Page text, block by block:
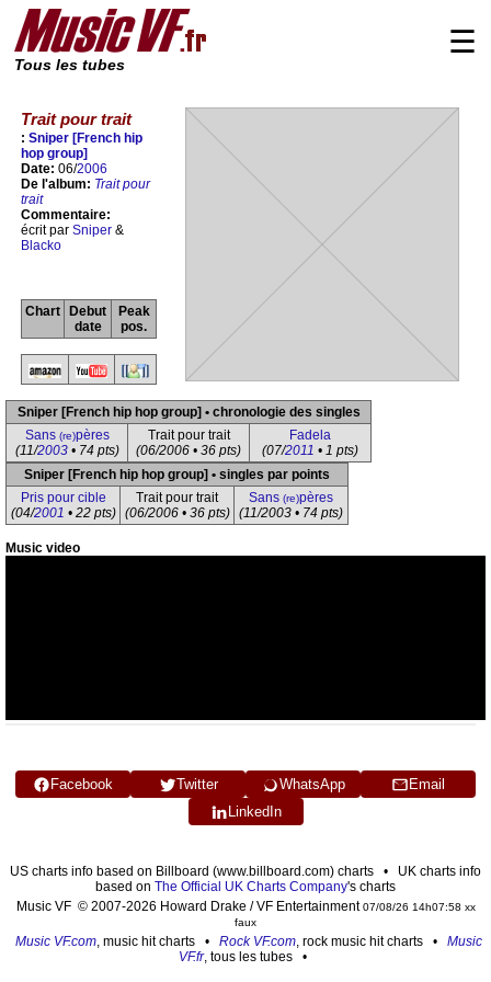
Tous les tubes
☰
Trait pour trait
: Sniper [French hip
hop group]
Date: 06/2006
De l'album: Trait pour
trait
Commentaire:
écrit par Sniper &
Blacko
Chart
Debut
date
Peak
pos.
Sniper [French hip hop group] • chronologie des singles
Sans (re)pères
(11/2003• 74 pts)
Trait pour trait
(06/2006 • 36 pts)
Fadela
(07/2011 • 1 pts)
Sniper [French hip hop group] • singles par points
Pris pour cible
(04/2001 • 22 pts)
Trait pour trait
(06/2006 • 36 pts)
Sans (re)pères
(11/2003 • 74 pts)
Music video
Facebook Twitter WhatsApp
Email
LinkedIn
US charts info based on Billboard (www.billboard.com) charts • UK charts info
based on The Official UK Charts Company's charts
Music VF © 2007-2026 Howard Drake / VF Entertainment07/08/26 14h07:58 xx
faux
Music VF.com, music hit charts • Rock VF.com, rock music hit charts • Music
VF.fr, tous les tubes •